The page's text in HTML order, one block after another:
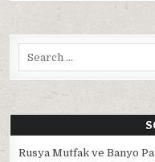
Rusya Mutfak ve Banyo